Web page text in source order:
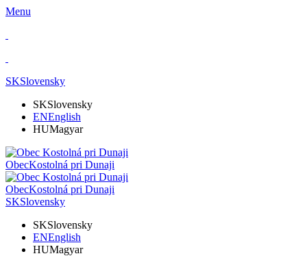
Menu
SKSlovensky
SKSlovensky
ENEnglish
HUMagyar
ObecKostolná pri Dunaji
ObecKostolná pri Dunaji
SKSlovensky
SKSlovensky
ENEnglish
HUMagyar